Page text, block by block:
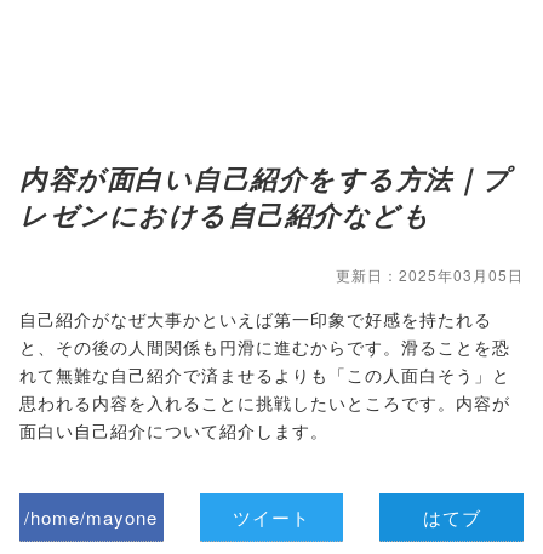
内容が面白い自己紹介をする方法｜プ
レゼンにおける自己紹介なども
更新日：2025年03月05日
自己紹介がなぜ大事かといえば第一印象で好感を持たれる
と、その後の人間関係も円滑に進むからです。滑ることを恐
れて無難な自己紹介で済ませるよりも「この人面白そう」と
思われる内容を入れることに挑戦したいところです。内容が
面白い自己紹介について紹介します。
/home/mayone
ツイート はてブ